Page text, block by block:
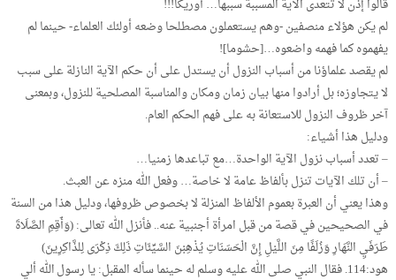
قالوا إذن لا تتعدى الآية المسببة سببها… أوريكا!!!
لم يكن هؤلاء منصفين -وهم يستعملون مصطلحا وضعه أولئك العلماء- حينما لم
يفهموه كما فهمه واضعوه…[حشوما]!
لم يقصد علماؤنا من أسباب النزول أن يستدل على أن حكم الآية النازلة على سبب
لا يتجاوزه؛ بل أرادوا منها بيان زمان ومكان والمناسبة المصلحية للنزول، وبمعنى
آخر ظروف النزول للاستعانة به على فهم الحكم العام.
ودليل هذا أشياء:
– تعدد أسباب نزول الآية الواحدة…مع تباعدها زمنيا…
– أن تلك الآيات تنزل بألفاظ عامة لا خاصة… وفعل الله منزه عن العبث.
وهذا يعني أن العبرة بعموم الألفاظ المنزلة لا بخصوص ظروفها، ودليل هذا من السنة
في الصحيحين في قصة من قبل امرأة أجنبية عنه.. فأنزل الله تعالى: (وَأَقِمِ الصَّلَاةَ
طَرَفَيِ النَّهَارِ وَزُلَفًا مِنَ اللَّيْلِ إِنَّ الْحَسَنَاتِ يُذْهِبْنَ السَّيِّئَاتِ ذَلِكَ ذِكْرَى لِلذَّاكِرِينَ)
هود:114. فقال النبي صلى الله عليه وسلم له حينما سأله المقبل: يا رسول الله ألي